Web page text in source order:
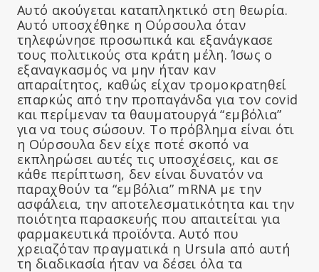
Αυτό ακούγεται καταπληκτικό στη θεωρία.
Αυτό υποσχέθηκε η Ούρσουλα όταν
τηλεφώνησε προσωπικά και εξανάγκασε
τους πολιτικούς στα κράτη μέλη. Ίσως ο
εξαναγκασμός να μην ήταν καν
απαραίτητος, καθώς είχαν τρομοκρατηθεί
επαρκώς από την προπαγάνδα για τον covid
και περίμεναν τα θαυματουργά “εμβόλια”
για να τους σώσουν. Το πρόβλημα είναι ότι
η Ούρσουλα δεν είχε ποτέ σκοπό να
εκπληρώσει αυτές τις υποσχέσεις, και σε
κάθε περίπτωση, δεν είναι δυνατόν να
παραχθούν τα “εμβόλια” mRNA με την
ασφάλεια, την αποτελεσματικότητα και την
ποιότητα παρασκευής που απαιτείται για
φαρμακευτικά προϊόντα. Αυτό που
χρειαζόταν πραγματικά η Ursula από αυτή
τη διαδικασία ήταν να δέσει όλα τα